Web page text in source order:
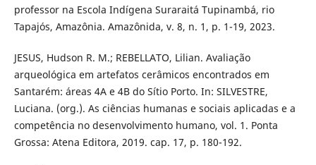
professor na Escola Indígena Suraraitá Tupinambá, rio
Tapajós, Amazônia. Amazônida, v. 8, n. 1, p. 1-19, 2023.
JESUS, Hudson R. M.; REBELLATO, Lilian. Avaliação
arqueológica em artefatos cerâmicos encontrados em
Santarém: áreas 4A e 4B do Sítio Porto. In: SILVESTRE,
Luciana. (org.). As ciências humanas e sociais aplicadas e a
competência no desenvolvimento humano, vol. 1. Ponta
Grossa: Atena Editora, 2019. cap. 17, p. 180-192.